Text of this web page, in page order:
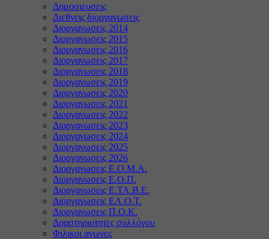
Δημοσιευσεις
Διεθνεις διοργανωσεις
Διοργανωσεις 2014
Διοργανωσεις 2015
Διοργανωσεις 2016
Διοργανωσεις 2017
Διοργανωσεις 2018
Διοργανωσεις 2019
Διοργανωσεις 2020
Διοργανωσεις 2021
Διοργανωσεις 2022
Διοργανωσεις 2023
Διοργανωσεις 2024
Διοργανωσεις 2025
Διοργανωσεις 2026
Διοργανωσεις Ε.Ο.Μ.Α.
Διοργανωσεις Ε.Ο.Π.
Διοργανωσεις Ε.ΤΑ.Β.Ε.
Διοργανωσεις ΕΛ.Ο.Τ.
Διοργανωσεις Π.Ο.Κ.
Δραστηριοτητες συλλόγου
Φιλικοι αγωνες